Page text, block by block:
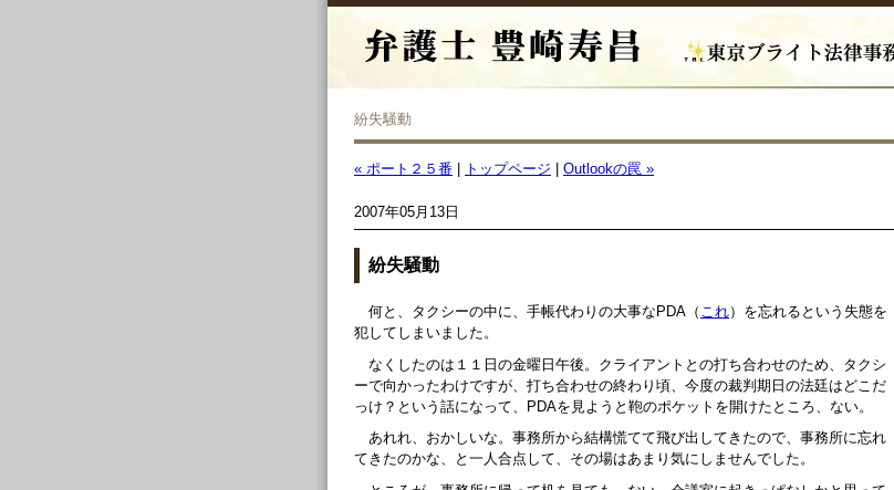
紛失騒動
« ポート２５番 トップページ Outlookの罠 »
2007年05月13日
紛失騒動
何と、タクシーの中に、手帳代わりの大事なPDA（ これ）を忘れるという失態を
犯してしまいました。
なくしたのは１１日の金曜日午後。クライアントとの打ち合わせのため、タクシ
ーで向かったわけですが、打ち合わせの終わり頃、今度の裁判期日の法廷はどこだ
っけ？という話になって、PDAを見ようと鞄のポケットを開けたところ、ない。
あれれ、おかしいな。事務所から結構慌てて飛び出してきたので、事務所に忘れ
てきたのかな、と一人合点して、その場はあまり気にしませんでした。